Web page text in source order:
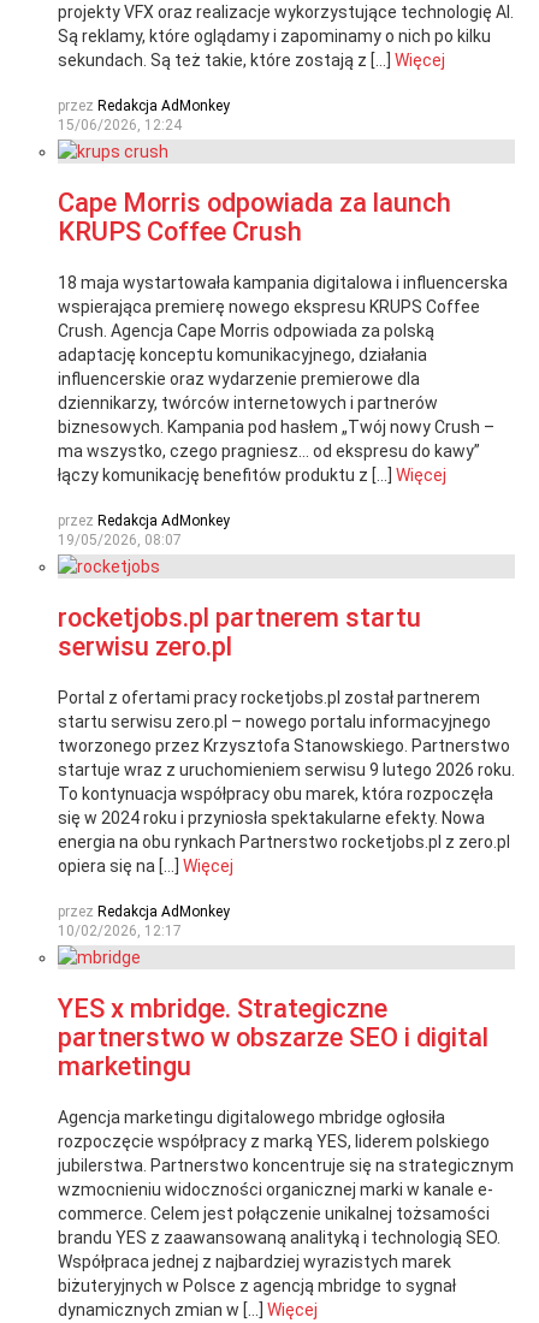
projekty VFX oraz realizacje wykorzystujące technologię AI.
Są reklamy, które oglądamy i zapominamy o nich po kilku
sekundach. Są też takie, które zostają z […] Więcej
przez Redakcja AdMonkey
15/06/2026, 12:24
Cape Morris odpowiada za launch
KRUPS Coffee Crush
18 maja wystartowała kampania digitalowa i influencerska
wspierająca premierę nowego ekspresu KRUPS Coffee
Crush. Agencja Cape Morris odpowiada za polską
adaptację konceptu komunikacyjnego, działania
influencerskie oraz wydarzenie premierowe dla
dziennikarzy, twórców internetowych i partnerów
biznesowych. Kampania pod hasłem „Twój nowy Crush –
ma wszystko, czego pragniesz… od ekspresu do kawy”
łączy komunikację benefitów produktu z […] Więcej
przez Redakcja AdMonkey
19/05/2026, 08:07
rocketjobs.pl partnerem startu
serwisu zero.pl
Portal z ofertami pracy rocketjobs.pl został partnerem
startu serwisu zero.pl – nowego portalu informacyjnego
tworzonego przez Krzysztofa Stanowskiego. Partnerstwo
startuje wraz z uruchomieniem serwisu 9 lutego 2026 roku.
To kontynuacja współpracy obu marek, która rozpoczęła
się w 2024 roku i przyniosła spektakularne efekty. Nowa
energia na obu rynkach Partnerstwo rocketjobs.pl z zero.pl
opiera się na […] Więcej
przez Redakcja AdMonkey
10/02/2026, 12:17
YES x mbridge. Strategiczne
partnerstwo w obszarze SEO i digital
marketingu
Agencja marketingu digitalowego mbridge ogłosiła
rozpoczęcie współpracy z marką YES, liderem polskiego
jubilerstwa. Partnerstwo koncentruje się na strategicznym
wzmocnieniu widoczności organicznej marki w kanale e-
commerce. Celem jest połączenie unikalnej tożsamości
brandu YES z zaawansowaną analityką i technologią SEO.
Współpraca jednej z najbardziej wyrazistych marek
biżuteryjnych w Polsce z agencją mbridge to sygnał
dynamicznych zmian w […] Więcej